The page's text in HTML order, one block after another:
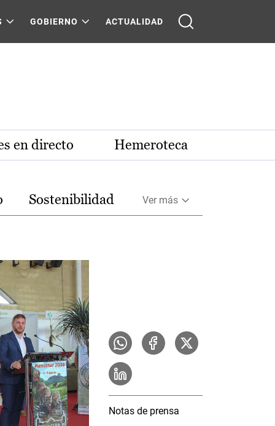
GOBIERNO ACTUALIDAD
en directo Hemeroteca
Sostenibilidad Ver más
Notas de prensa